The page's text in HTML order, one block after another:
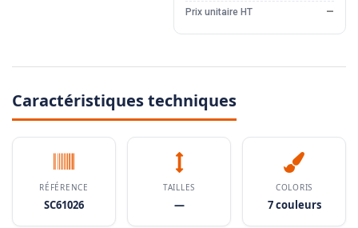
Prix unitaire HT
—
Caractéristiques techniques
RÉFÉRENCE
SC61026
TAILLES
—
COLORIS
7 couleurs